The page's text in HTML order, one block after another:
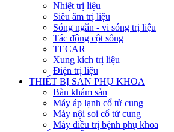
Nhiệt trị liệu
Siêu âm trị liệu
Sóng ngắn - vi sóng trị liệu
Tác động cột sống
TECAR
Xung kích trị liệu
Điện trị liệu
THIẾT BỊ SẢN PHỤ KHOA
Bàn khám sản
Máy áp lạnh cổ tử cung
Máy nội soi cổ tử cung
Máy điều trị bệnh phụ khoa